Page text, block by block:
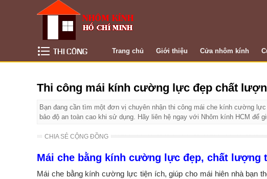
THI CÔNG
Trang chủ Giới thiệu Cửa nhôm kính
Thi công mái kính cường lực đẹp chất
Bạn đang cần tìm một đơn vị chuyên nhận thi công mái che kính cường
bảo độ an toàn cao khi sử dụng. Hãy liên hệ ngay với Nhôm kính HCM để
CHIA SẺ CỘNG ĐỒNG
Mái che bằng kính cường lực đẹp, chất lượng
Mái che bằng kính cường lực tiện ích, giúp cho mái hiên nhà bạn